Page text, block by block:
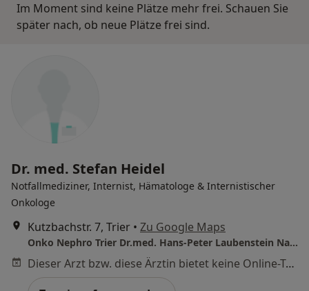
Im Moment sind keine Plätze mehr frei. Schauen Sie
später nach, ob neue Plätze frei sind.
Dr. med. Stefan Heidel
Notfallmediziner, Internist, Hämatologe & Internistischer
Onkologe
Kutzbachstr. 7, Trier • Zu Google Maps
Onko Nephro Trier Dr.med. Hans-Peter Laubenstein Nadine Walter Dr.med. Sören Schwarze u.w.
Dieser Arzt bzw. diese Ärztin bietet keine Online-Terminbuchung an diesem Standort an.